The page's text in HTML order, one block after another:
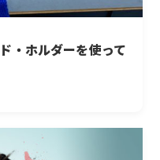
・ホルダーを使って